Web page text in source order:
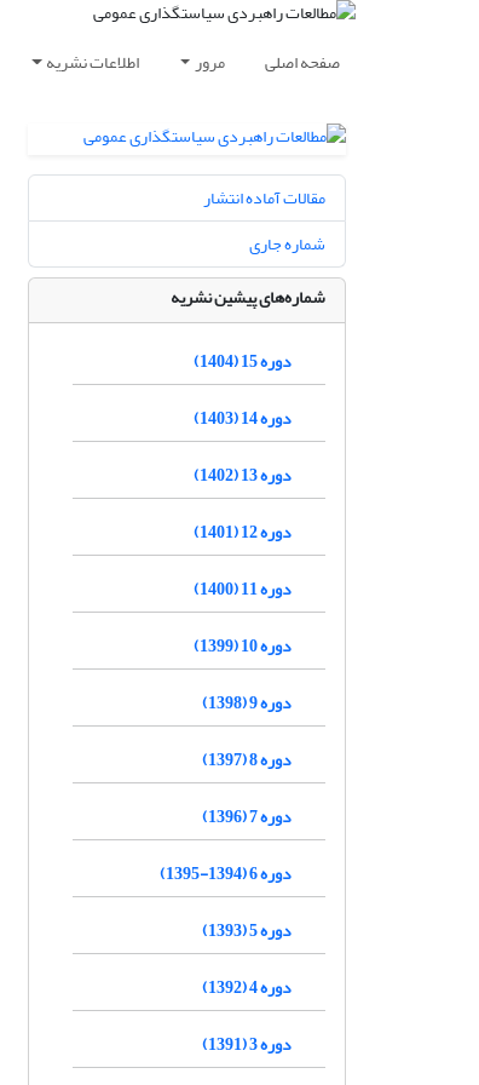
صفحه اصلی مرور اطلاعات نشریه
مقالات آماده انتشار
شماره جاری
شماره‌های پیشین نشریه
دوره 15 (1404)
دوره 14 (1403)
دوره 13 (1402)
دوره 12 (1401)
دوره 11 (1400)
دوره 10 (1399)
دوره 9 (1398)
دوره 8 (1397)
دوره 7 (1396)
دوره 6 (1394-1395)
دوره 5 (1393)
دوره 4 (1392)
دوره 3 (1391)